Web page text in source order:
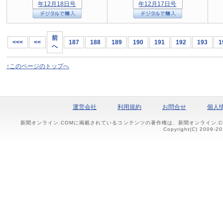
<<< <<
前
へ
187 188 189 190 191 192 193
↑このページのトップへ
運営会社 利用規約 お問合せ 個人
新聞オンライン.COMに掲載されているコンテンツの著作権は、新聞オンライン
Copyright(C) 2009-